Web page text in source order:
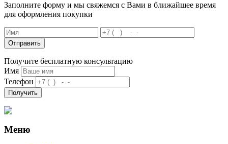
Заполните форму и мы свяжемся с Вами в ближайшее время
для оформления покупки
Отправить
Получите бесплатную консультацию
Имя
Телефон
Получить
Меню